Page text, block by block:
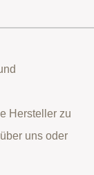
Hersteller zu
uns oder